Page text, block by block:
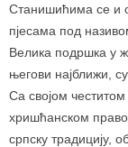
Станишићима се и
пјесама под
Велика подршка у
његови најближи,
Са својом
хришћанском
српску традицију,